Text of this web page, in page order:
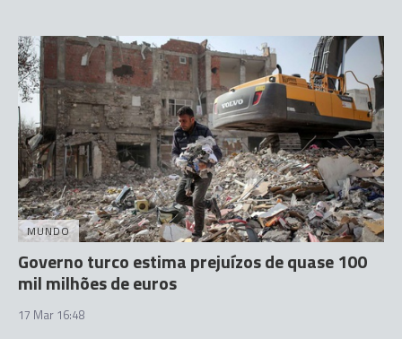
MUNDO
Governo turco estima prejuízos de quase 100
mil milhões de euros
17 Mar 16:48